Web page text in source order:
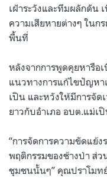
เฝ้าระวังและทีมผลักดัน
ความเสียหายต่างๆ ในก
พื้นที่
หลังจากการพูดคุยหารือ
แนวทางการแก้ไขปัญหา
เปิน และหวังให้มีการจั
ยาวกับอำเภอ อบต.แม่เ
“การจัดการความขัดแย้ง
พฤติกรรมของช้างป่า ส่
ชุมชนนั้นๆ” คุณปราโมท